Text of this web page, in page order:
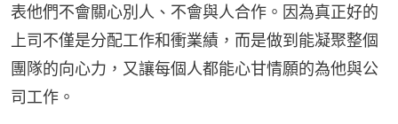
表他們不會關心別人、不會與人合作。因為真正好的
上司不僅是分配工作和衝業績，而是做到能凝聚整個
團隊的向心力，又讓每個人都能心甘情願的為他與公
司工作。